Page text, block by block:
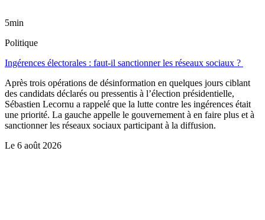
5min
Politique
Ingérences électorales : faut-il sanctionner les réseaux sociaux ?
Après trois opérations de désinformation en quelques jours ciblant
des candidats déclarés ou pressentis à l’élection présidentielle,
Sébastien Lecornu a rappelé que la lutte contre les ingérences était
une priorité. La gauche appelle le gouvernement à en faire plus et à
sanctionner les réseaux sociaux participant à la diffusion.
Le 6 août 2026